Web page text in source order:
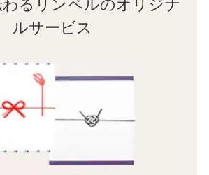
るリンベルのオリジナ
ルサービス